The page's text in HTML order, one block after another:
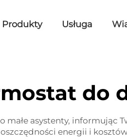
Produkty Usługa
do
asystenty, informując
energii i